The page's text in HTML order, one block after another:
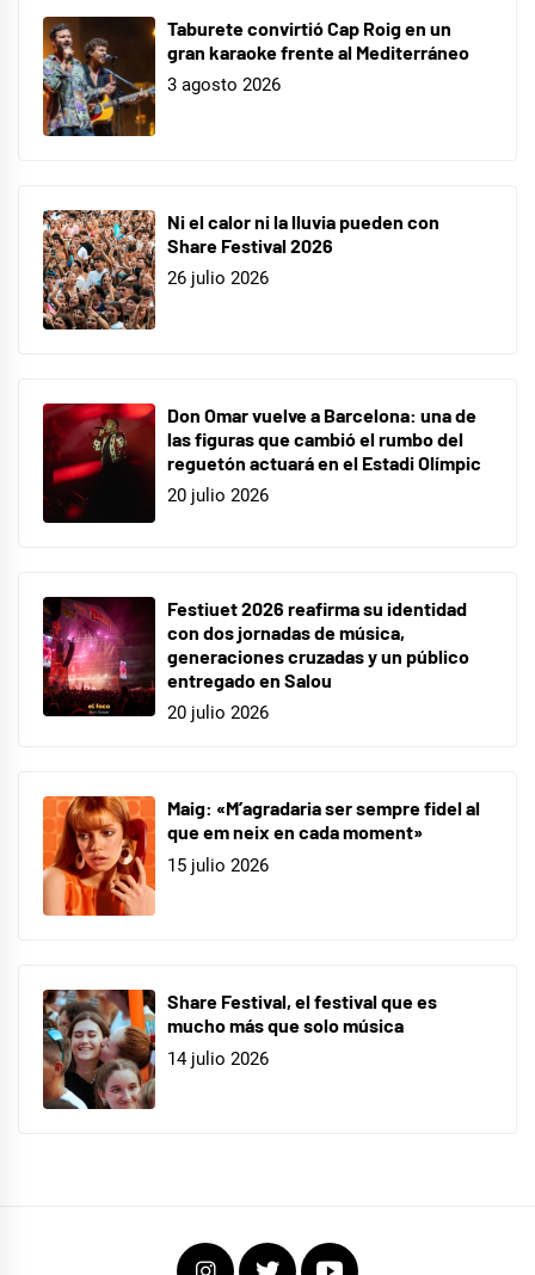
Taburete convirtió Cap Roig en un
gran karaoke frente al Mediterráneo
3 agosto 2026
Ni el calor ni la lluvia pueden con
Share Festival 2026
26 julio 2026
Don Omar vuelve a Barcelona: una de
las figuras que cambió el rumbo del
reguetón actuará en el Estadi Olímpic
20 julio 2026
Festiuet 2026 reafirma su identidad
con dos jornadas de música,
generaciones cruzadas y un público
entregado en Salou
20 julio 2026
Maig: «M’agradaria ser sempre fidel al
que em neix en cada moment»
15 julio 2026
Share Festival, el festival que es
mucho más que solo música
14 julio 2026
InstagramTwitterYoutube